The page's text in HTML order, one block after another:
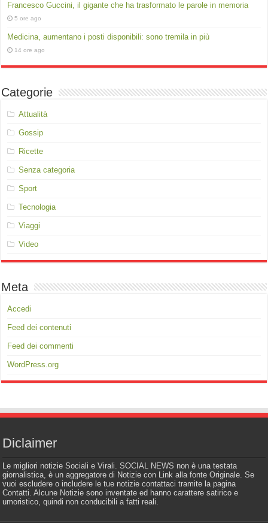
Francesco Guccini, il gigante che ha trasformato le parole in memoria
5 ore ago
Medicina, aumentano i posti disponibili: sono tremila in più
14 ore ago
Categorie
Attualità
Gossip
Ricette
Senza categoria
Sport
Tecnologia
Viaggi
Video
Meta
Accedi
Feed dei contenuti
Feed dei commenti
WordPress.org
Diclaimer
Le migliori notizie Sociali e Virali. SOCIAL NEWS non è una testata
giornalistica, è un aggregatore di Notizie con Link alla fonte Originale. Se
vuoi escludere o includere le tue notizie contattaci tramite la pagina
Contatti. Alcune Notizie sono inventate ed hanno carattere satirico e
umoristico, quindi non conducibili a fatti reali.